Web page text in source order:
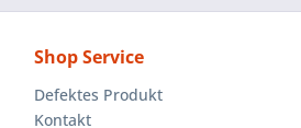
Shop Service
Defektes Produkt
Kontakt